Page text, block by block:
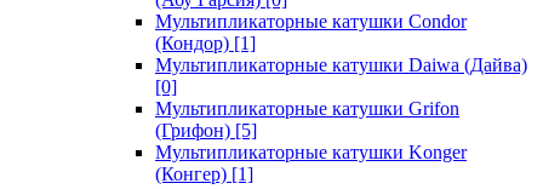
Мультипликаторные катушки Condor
(Кондор) [1]
Мультипликаторные катушки Daiwa (Дайва)
[0]
Мультипликаторные катушки Grifon
(Грифон) [5]
Мультипликаторные катушки Konger
(Конгер) [1]